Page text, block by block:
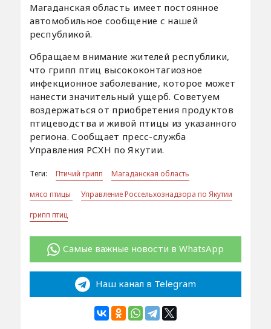
Магаданская область имеет постоянное
автомобильное сообщение с нашей
республикой.
Обращаем внимание жителей республики,
что грипп птиц высококонтагиозное
инфекционное заболевание, которое может
нанести значительный ущерб. Советуем
воздержаться от приобретения продуктов
птицеводства и живой птицы из указанного
региона. Сообщает пресс-служба
Управления РСХН по Якутии.
Теги: Птичий грипп
Магаданская область
мясо птицы
Управление Россельхознадзора по Якутии
грипп птиц
Самые важные новости в WhatsApp
Наш канал в Telegram